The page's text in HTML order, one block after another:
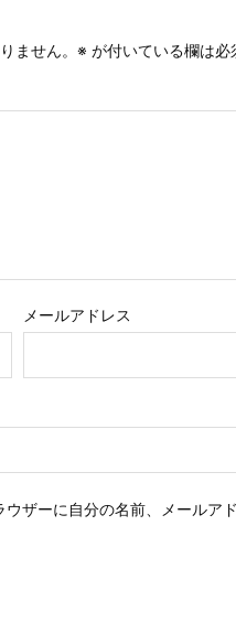
ません。 ※ が付いている欄は必
メールアドレス
ザーに自分の名前、メールア